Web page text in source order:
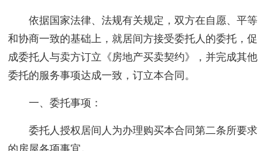
依据国家法律、法规有关规定，双方在自愿、平等
和协商一致的基础上，就居间方接受委托人的委托，促
成委托人与卖方订立《房地产买卖契约》，并完成其他
委托的服务事项达成一致，订立本合同。
一、委托事项：
委托人授权居间人为办理购买本合同第二条所要求